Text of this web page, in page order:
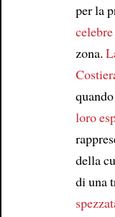
per la
celebre
zona.
loro
della
di una